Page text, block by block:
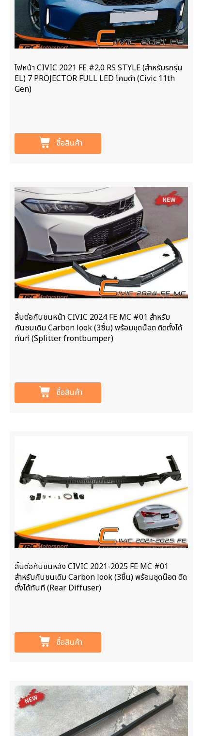
ไฟหน้า CIVIC 2021 FE #2.0 RS STYLE (สำหรับรถรุ่น
EL) 7 PROJECTOR FULL LED โคมดำ (Civic 11th
Gen)
ซื้อสินค้า
ลิ้นต่อกันชนหน้า CIVIC 2024 FE MC #01 สำหรับ
กันชนเดิม Carbon look (3ชิ้น) พร้อมชุดน๊อต ติดตั้งได้
ทันที (Splitter frontbumper)
ซื้อสินค้า
ลิ้นต่อกันชนหลัง CIVIC 2021-2025 FE MC #01
สำหรับกันชนเดิม Carbon look (3ชิ้น) พร้อมชุดน๊อต ติด
ตั้งได้ทันที (Rear Diffuser)
ซื้อสินค้า